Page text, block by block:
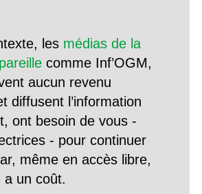
les médias de la
comme Inf’OGM,
aucun revenu
diffusent l’information
ont besoin de vous -
- pour continuer
même en accès libre,
a un coût.